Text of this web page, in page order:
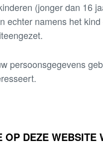
(jonger dan 16
echter namens het
persoonsgegevens
DEZE WEBSITE